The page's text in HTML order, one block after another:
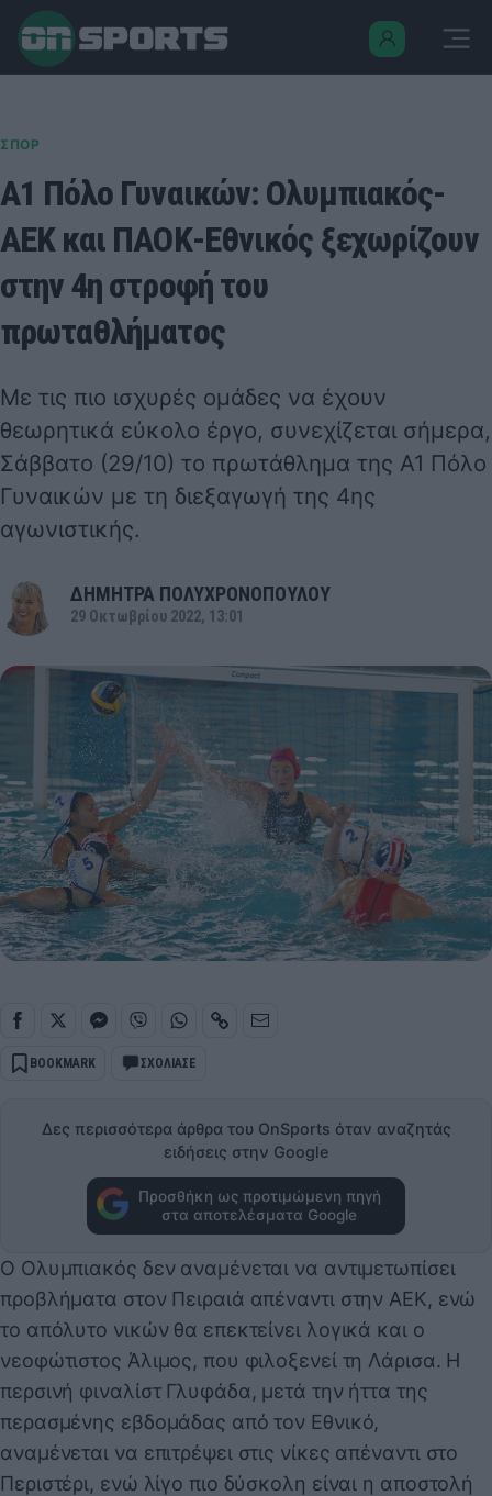
ΣΠΟΡ
Α1 Πόλο Γυναικών: Ολυμπιακός-
ΑΕΚ και ΠΑΟΚ-Εθνικός ξεχωρίζουν
στην 4η στροφή του
πρωταθλήματος
Με τις πιο ισχυρές ομάδες να έχουν
θεωρητικά εύκολο έργο, συνεχίζεται σήμερα,
Σάββατο (29/10) το πρωτάθλημα της Α1 Πόλο
Γυναικών με τη διεξαγωγή της 4ης
αγωνιστικής.
ΔΗΜΗΤΡΑ ΠΟΛΥΧΡΟΝΟΠΟΥΛΟΥ
29 Οκτωβρίου 2022, 13:01
BOOKMARK ΣΧΟΛΙΑΣΕ
Δες περισσότερα άρθρα του OnSports όταν αναζητάς
ειδήσεις στην Google
Προσθήκη ως προτιμώμενη πηγή
στα αποτελέσματα Google
Ο Ολυμπιακός δεν αναμένεται να αντιμετωπίσει
προβλήματα στον Πειραιά απέναντι στην ΑΕΚ, ενώ
το απόλυτο νικών θα επεκτείνει λογικά και ο
νεοφώτιστος Άλιμος, που φιλοξενεί τη Λάρισα. Η
περσινή φιναλίστ Γλυφάδα, μετά την ήττα της
περασμένης εβδομάδας από τον Εθνικό,
αναμένεται να επιτρέψει στις νίκες απέναντι στο
Περιστέρι, ενώ λίγο πιο δύσκολη είναι η αποστολή